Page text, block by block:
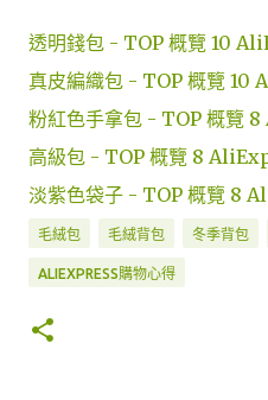
透明錢包 - TOP 概覽 10
真皮編織包 - TOP 概覽 10
粉紅色手拿包 - TOP 概覽
高級包 - TOP 概覽 8
淡紫色袋子 - TOP 概覽 8
毛絨包 毛絨背包 冬季背包
ALIEXPRESS購物心得